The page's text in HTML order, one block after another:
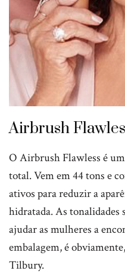
Airbrush
O Airbrush Flawless é
total. Vem em 44 tons e
ativos para reduzir a
hidratada. As tonalidades
ajudar as mulheres a
embalagem, é
Tilbury.